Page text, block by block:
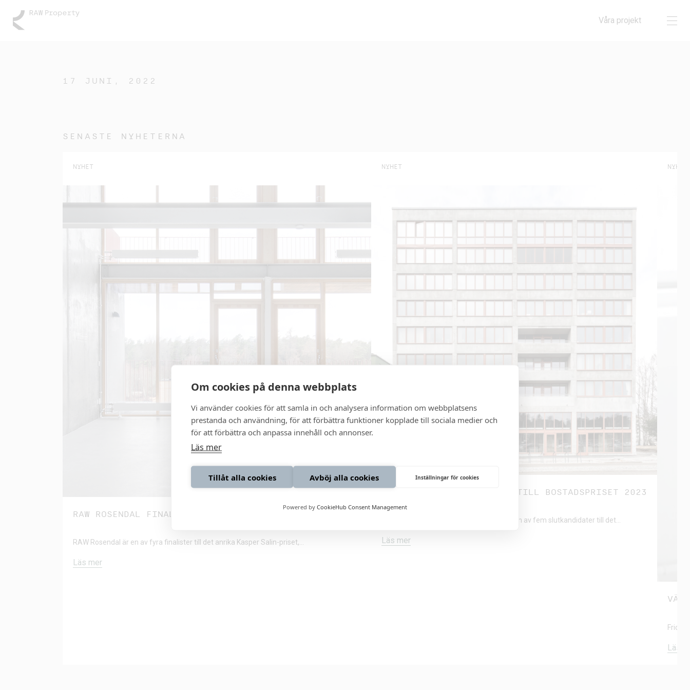
Om cookies på denna webbplats
Vi använder cookies för att samla in och analysera information om webbplatsens
prestanda och användning, för att förbättra funktioner kopplade till sociala medier och
för att förbättra och anpassa innehåll och annonser.
Läs mer
Tillåt alla cookies Avböj alla cookies Inställningar för cookies
Powered by CookieHub Consent Management
Våra projekt
17 JUNI, 2022
SENASTE NYHETERNA
NYHET
RAW ROSENDAL FINALIST TILL KASPER SALIN-PRISET 2023
RAW Rosendal är en av fyra finalister till det anrika Kasper Salin-priset,…
Läs mer
NYHET
RAW PROPERTY NOMINERADE TILL BOSTADSPRISET 2023
RAW Propertys projekt RAW Rosendal är en av fem slutkandidater till det…
Läs mer
NYHET
Frida
Läs